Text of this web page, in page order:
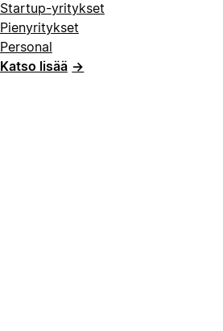
Startup-yritykset
Pienyritykset
Personal
Katso lisää →